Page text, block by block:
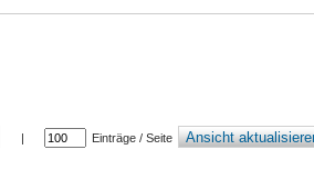
| Einträge / Seite Ansicht